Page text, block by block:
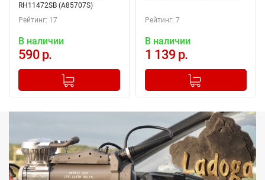
RH11472SB (A85707S)
Рейтинг: 17
В наличии
590 р.
+
Добавлено в корзину
Рейтинг: 7
В наличии
1 139 р.
+
Добавлено в корзину